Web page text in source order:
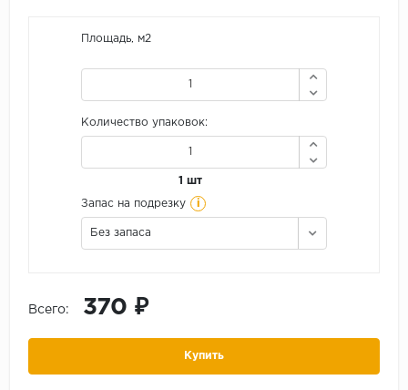
Площадь, м2
Количество упаковок:
1 шт
Запас на подрезку i
Без запаса
Всего: 370 ₽
Купить